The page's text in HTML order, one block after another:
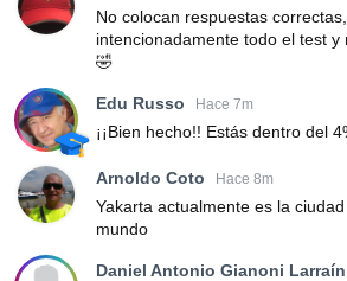
No colocan respuestas
intencionadamente todo el test
🤣
Edu Russo Hace 7m
¡¡Bien hecho!! Estás dentro del
Arnoldo Coto Hace 8m
Yakarta actualmente es la
mundo
Daniel Antonio Gianoni Larraín